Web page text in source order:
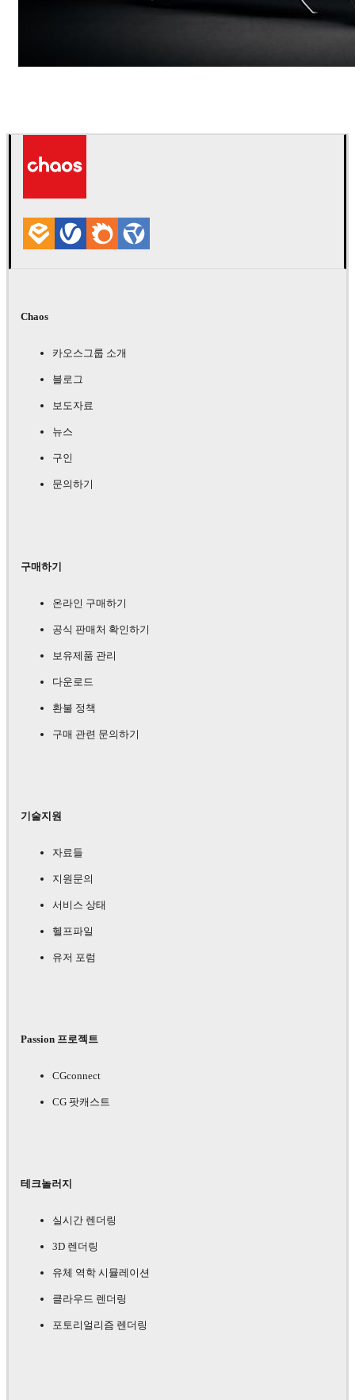
Chaos
카오스그룹 소개
블로그
보도자료
뉴스
구인
문의하기
구매하기
온라인 구매하기
공식 판매처 확인하기
보유제품 관리
다운로드
환불 정책
구매 관련 문의하기
기술지원
자료들
지원문의
서비스 상태
헬프파일
유저 포럼
Passion 프로젝트
CGconnect
CG 팟캐스트
테크놀러지
실시간 렌더링
3D 렌더링
유체 역학 시뮬레이션
클라우드 렌더링
포토리얼리즘 렌더링